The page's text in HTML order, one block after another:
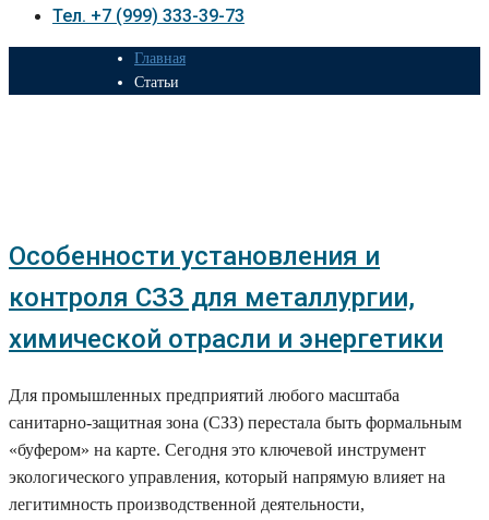
Тел. +7 (999) 333-39-73
Главная
Статьи
Особенности установления и
контроля СЗЗ для металлургии,
химической отрасли и энергетики
Для промышленных предприятий любого масштаба
санитарно-защитная зона (СЗЗ) перестала быть формальным
«буфером» на карте. Сегодня это ключевой инструмент
экологического управления, который напрямую влияет на
легитимность производственной деятельности,